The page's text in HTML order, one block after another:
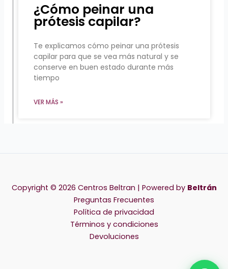
¿Cómo peinar una
prótesis capilar?
Te explicamos cómo peinar una prótesis
capilar para que se vea más natural y se
conserve en buen estado durante más
tiempo
VER MÁS »
Copyright © 2026 Centros Beltran | Powered by Beltrán
Preguntas Frecuentes
Política de privacidad
Términos y condiciones
Devoluciones